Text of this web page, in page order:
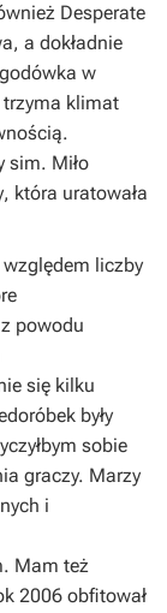
Desperate
a dokładnie
w
klimat
sim. Miło
, która uratowała
liczby
powodu
się kilku
były
sobie
graczy. Marzy
i
Mam też
2006 obfitował